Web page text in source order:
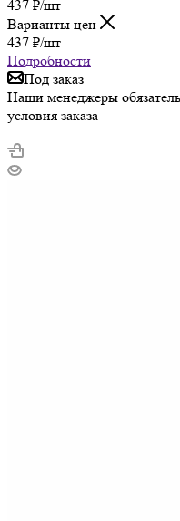
437 ₽/шт
Варианты цен
437 ₽/шт
Подробности
Под заказ
Наши менеджеры
условия заказа